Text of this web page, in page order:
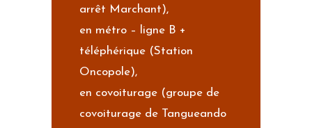
arrêt Marchant),
en métro – ligne B +
téléphérique (Station
Oncopole),
en covoiturage (groupe de
covoiturage de Tangueando